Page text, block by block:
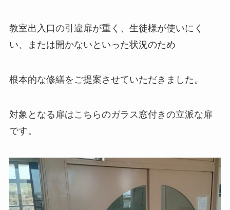
教室出入口の引違扉が重く、生徒様が使いにく
い、または開かないといった状況のため
根本的な修繕をご提案させていただきました。
対象となる扉はこちらのガラス窓付きの立派な扉
です。